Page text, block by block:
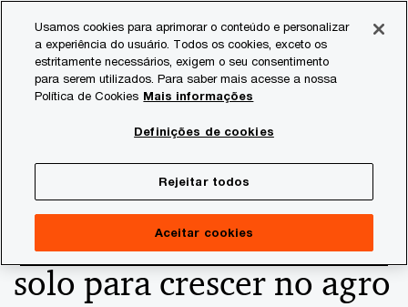
content
footer
Consultoria
De healthtech a agtech:
Doroth aposta em
análises genômicas do
solo para crescer no agro
Usamos cookies para aprimorar o conteúdo e personalizar
a experiência do usuário. Todos os cookies, exceto os
estritamente necessários, exigem o seu consentimento
para serem utilizados. Para saber mais acesse a nossa
Política de Cookies Mais informações
Definições de cookies
Rejeitar todos
Aceitar cookies